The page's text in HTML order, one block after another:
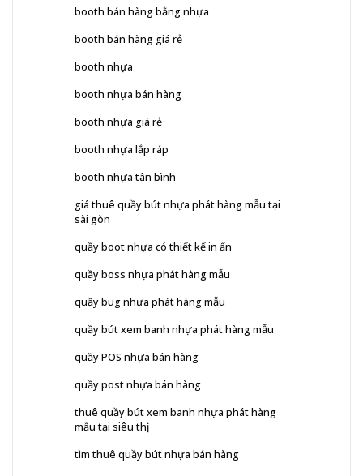
booth bán hàng bằng nhựa
booth bán hàng giá rẻ
booth nhựa
booth nhựa bán hàng
booth nhựa giá rẻ
booth nhựa lắp ráp
booth nhựa tân bình
giá thuê quầy bút nhựa phát hàng mẫu tại
sài gòn
quầy boot nhựa có thiết kế in ấn
quầy boss nhựa phát hàng mẫu
quầy bug nhựa phát hàng mẫu
quầy bút xem banh nhựa phát hàng mẫu
quầy POS nhựa bán hàng
quầy post nhựa bán hàng
thuê quầy bút xem banh nhựa phát hàng
mẫu tại siêu thị
tìm thuê quầy bút nhựa bán hàng